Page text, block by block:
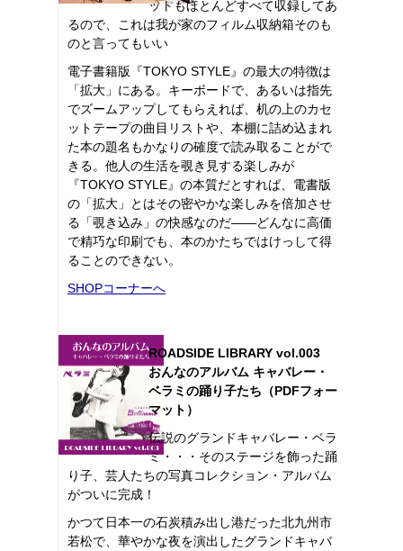
ットもほとんどすべて収録してあ
るので、これは我が家のフィルム収納箱そのも
のと言ってもいい
電子書籍版『TOKYO STYLE』の最大の特徴は
「拡大」にある。キーボードで、あるいは指先
でズームアップしてもらえれば、机の上のカセ
ットテープの曲目リストや、本棚に詰め込まれ
た本の題名もかなりの確度で読み取ることがで
きる。他人の生活を覗き見する楽しみが
『TOKYO STYLE』の本質だとすれば、電書版
の「拡大」とはその密やかな楽しみを倍加させ
る「覗き込み」の快感なのだ――どんなに高価
で精巧な印刷でも、本のかたちではけっして得
ることのできない。
SHOPコーナーへ
ROADSIDE LIBRARY vol.003
おんなのアルバム キャバレー・
ベラミの踊り子たち（PDFフォー
マット）
伝説のグランドキャバレー・ベラ
ミ・・・そのステージを飾った踊
り子、芸人たちの写真コレクション・アルバム
がついに完成！
かつて日本一の石炭積み出し港だった北九州市
若松で、華やかな夜を演出したグランドキャバ